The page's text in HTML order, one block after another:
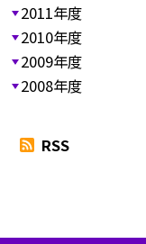
2011年度
2010年度
2009年度
2008年度
RSS